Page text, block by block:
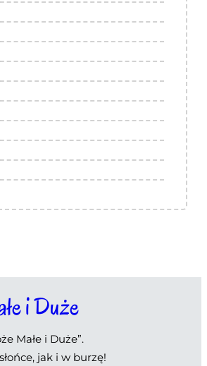
i Duże
Małe i Duże”.
jak i w burzę!